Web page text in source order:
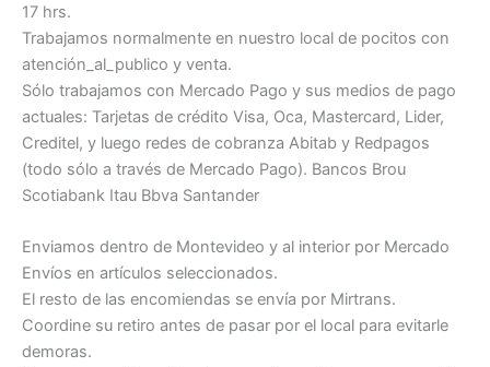
17 hrs.
Trabajamos normalmente en nuestro local de pocitos con
atención_al_publico y venta.
Sólo trabajamos con Mercado Pago y sus medios de pago
actuales: Tarjetas de crédito Visa, Oca, Mastercard, Lider,
Creditel, y luego redes de cobranza Abitab y Redpagos
(todo sólo a través de Mercado Pago). Bancos Brou
Scotiabank Itau Bbva Santander
Enviamos dentro de Montevideo y al interior por Mercado
Envíos en artículos seleccionados.
El resto de las encomiendas se envía por Mirtrans.
Coordine su retiro antes de pasar por el local para evitarle
demoras.